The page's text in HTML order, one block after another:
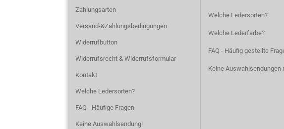
Zahlungsarten
Versand-&Zahlungsbedingungen
Widerrufbutton
Widerrufsrecht & Widerrufsformular
Kontakt
Welche Ledersorten?
FAQ - Häufige Fragen
Keine Auswahlsendung!
Welche Ledersorten?
Welche Lederfarbe?
FAQ - Häufig gestellte
Keine Auswahlsendungen